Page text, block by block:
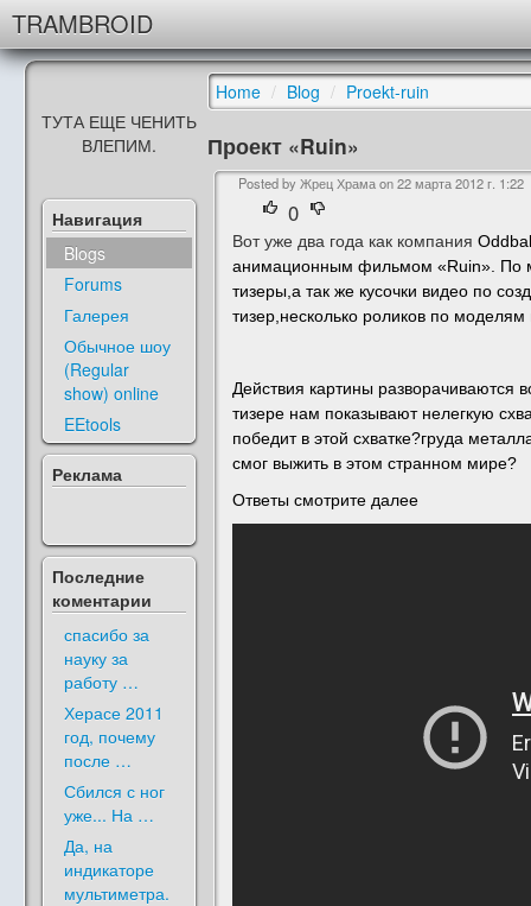
TRAMBROID
ТУТА ЕЩЕ ЧЕНИТЬ
ВЛЕПИМ.
Навигация
Blogs
Forums
Галерея
Обычное шоу
(Regular
show) online
EEtools
Реклама
Последние
коментарии
спасибо за
науку за
работу …
Херасе 2011
год, почему
после …
Сбился с ног
уже... На …
Да, на
индикаторе
мультиметра.
Home / Blog / Proekt-ruin
Проект «Ruin»
Posted by Жрец Храма on22 марта 2012 г. 1:22
0
Вот уже два года как компания
анимационным фильмом «Ruin». По
тизеры,а так же кусочки видео по
тизер,несколько роликов по
Действия картины разворачиваются
тизере нам показывают нелегкую
победит в этой схватке?груда
смог выжить в этом странном мире?
Ответы смотрите далее